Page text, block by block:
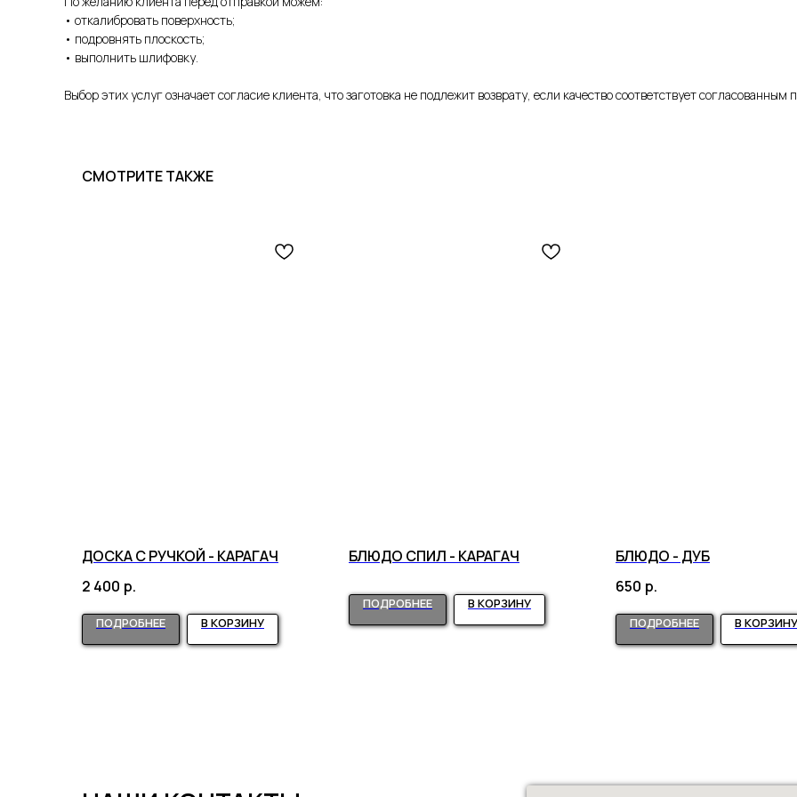
• откалибровать поверхность;
• подровнять плоскость;
• выполнить шлифовку.
Выбор этих услуг означает согласие клиента, что заготовка не подлежит возврату, если качество соответствует согласованным
СМОТРИТЕ ТАКЖЕ
ДОСКА С РУЧКОЙ - КАРАГАЧ
2 400 р.
ПОДРОБНЕЕ В КОРЗИНУ
БЛЮДО СПИЛ - КАРАГАЧ
ПОДРОБНЕЕ В КОРЗИНУ
БЛЮДО - ДУБ
650 р.
ПОДРОБНЕЕ В КОРЗИНУ